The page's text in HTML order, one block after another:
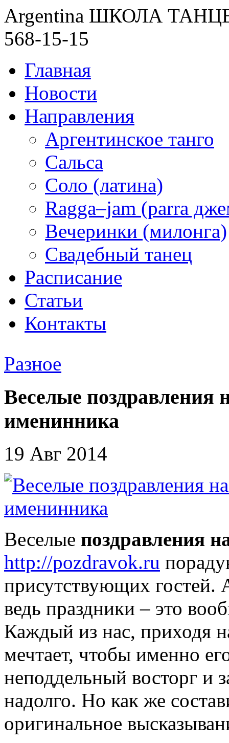
Argentina ШКОЛА
568-15-15
Главная
Новости
Направления
Аргентинское танго
Сальса
Соло (латина)
Ragga–jam (parra
Вечеринки (милонга)
Свадебный танец
Расписание
Статьи
Контакты
Разное
Веселые поздравления
именинника
19 Авг 2014
Веселые поздравления
http://pozdravok.ru
присутствующих гостей.
ведь праздники – это
Каждый из нас, приходя
мечтает, чтобы именно
неподдельный восторг и
надолго. Но как же
оригинальное